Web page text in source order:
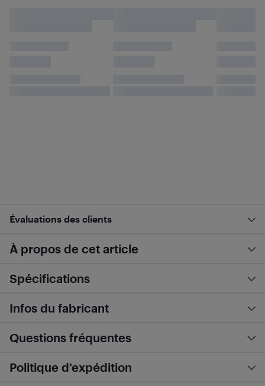
Évaluations des clients
À propos de cet article
Spécifications
Infos du fabricant
Questions fréquentes
Politique d’expédition